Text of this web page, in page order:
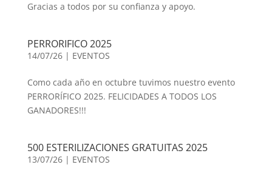
Gracias a todos por su confianza y apoyo.
PERRORIFICO 2025
14/07/26| EVENTOS
Como cada año en octubre tuvimos nuestro evento
PERRORÍFICO 2025. FELICIDADES A TODOS LOS
GANADORES!!!
500 ESTERILIZACIONES GRATUITAS 2025
13/07/26| EVENTOS